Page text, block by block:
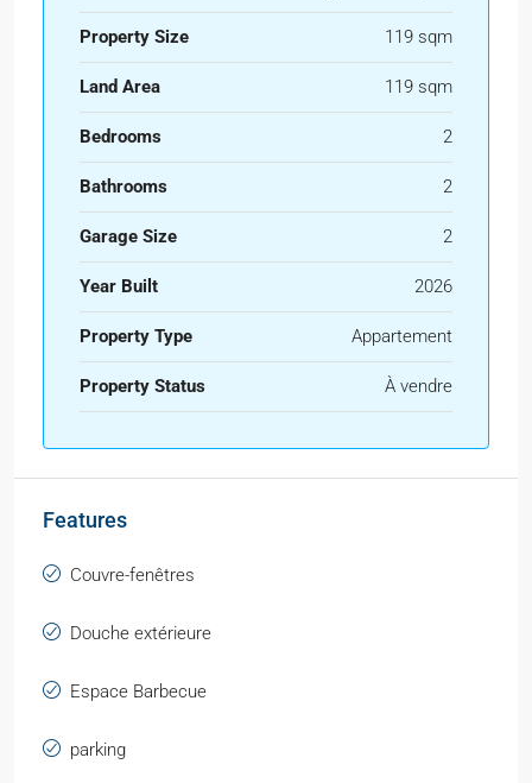
Property Size 119 sqm
Land Area 119 sqm
Bedrooms 2
Bathrooms 2
Garage Size 2
Year Built 2026
Property Type Appartement
Property Status À vendre
Features
Couvre-fenêtres
Douche extérieure
Espace Barbecue
parking